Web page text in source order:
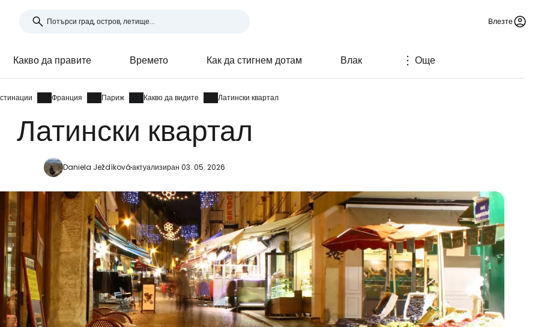
Влезте
Какво да правите Времето Как да стигнем дотам Влак Още
Франция Париж Какво да видите Латински квартал
Латински квартал
Daniela Ježdíkováактуализиран 03. 05. 2026